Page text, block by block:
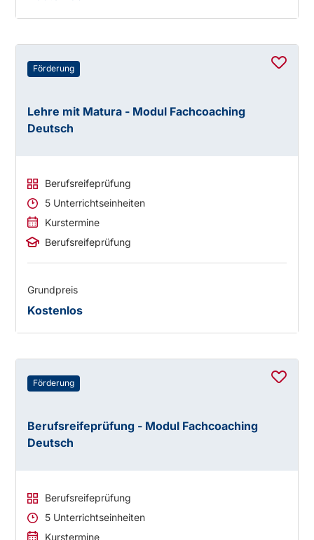
Förderung
Lehre mit Matura - Modul Fachcoaching
Deutsch
Berufsreifeprüfung
5 Unterrichtseinheiten
Kurstermine
Berufsreifeprüfung
Grundpreis
Kostenlos
Förderung
Berufsreifeprüfung - Modul Fachcoaching
Deutsch
Berufsreifeprüfung
5 Unterrichtseinheiten
Kurstermine